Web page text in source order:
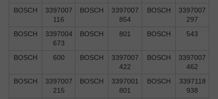
BOSCH
3397007
116
BOSCH
3397007
854
BOSCH
3397007
297
BOSCH
3397004
673
BOSCH 801 BOSCH 543
BOSCH 600 BOSCH
3397007
422
BOSCH
3397007
462
BOSCH
3397007
215
BOSCH
3397001
801
BOSCH
3397118
938